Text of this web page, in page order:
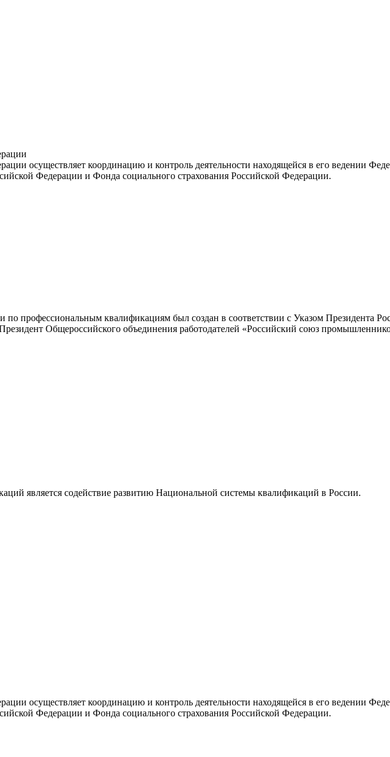
осуществляет координацию и контроль деятельности находящейся в его ведении
Федерации и Фонда социального страхования Российской Федерации.
профессиональным квалификациям был создан в соответствии с Указом Президента
Общероссийского объединения работодателей «Российский союз
является содействие развитию Национальной системы квалификаций в России.
осуществляет координацию и контроль деятельности находящейся в его ведении
Федерации и Фонда социального страхования Российской Федерации.